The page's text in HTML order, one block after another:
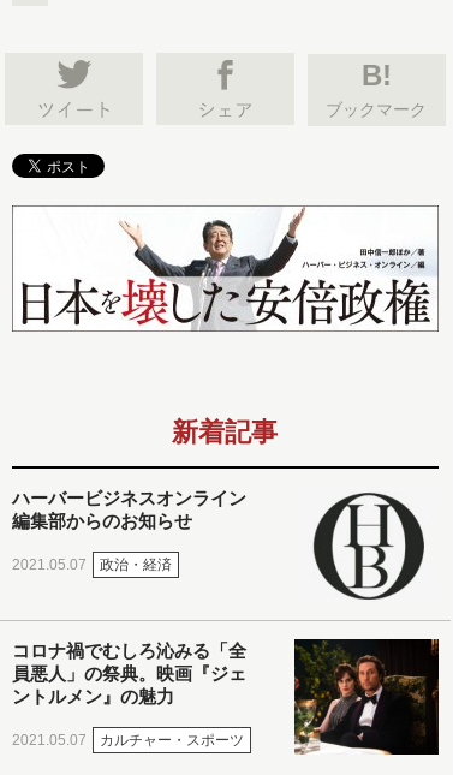
B!
ブックマーク
新着記事
ハーバービジネスオンライン
編集部からのお知らせ
2021.05.07 政治・経済
コロナ禍でむしろ沁みる「全
員悪人」の祭典。映画『ジェ
ントルメン』の魅力
2021.05.07 カルチャー・スポーツ